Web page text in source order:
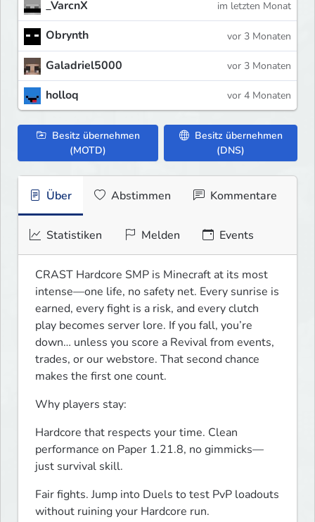
_VarcnX im letzten Monat
Obrynth vor 3 Monaten
Galadriel5000 vor 3 Monaten
holloq vor 4 Monaten
Besitz übernehmen
(MOTD)
Besitz übernehmen
(DNS)
Über Abstimmen Kommentare
Statistiken Melden Events
CRAST Hardcore SMP is Minecraft at its most
intense—one life, no safety net. Every sunrise is
earned, every fight is a risk, and every clutch
play becomes server lore. If you fall, you’re
down… unless you score a Revival from events,
trades, or our webstore. That second chance
makes the first one count.
Why players stay:
Hardcore that respects your time. Clean
performance on Paper 1.21.8, no gimmicks—
just survival skill.
Fair fights. Jump into Duels to test PvP loadouts
without ruining your Hardcore run.